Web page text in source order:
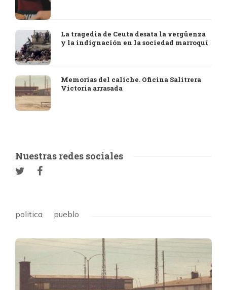
La tragedia de Ceuta desata la vergüenza
y la indignación en la sociedad marroquí
Memorias del caliche. Oficina Salitrera
Victoria arrasada
Nuestras redes sociales
politica pueblo